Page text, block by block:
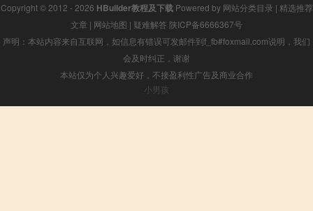
Copyright © 2012 - 2026 HBuilder教程及下载Powered by 网站分类目录 | 精选推荐
文章 | 网站地图 | 疑难解答 陕ICP备6666367号
声明：本站内容来自互联网，如信息有错误可发邮件到f_fb#foxmail.com说明，我们
会及时纠正，谢谢
本站仅为个人兴趣爱好，不接盈利性广告及商业合作
小男孩